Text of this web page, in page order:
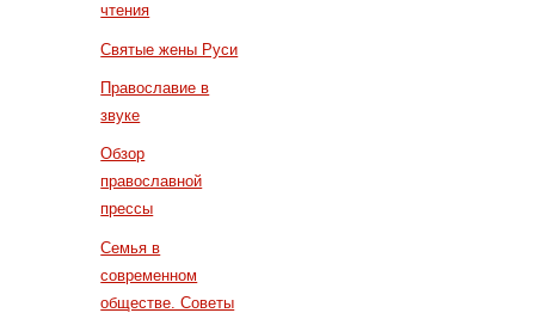
чтения
Святые жены Руси
Православие в
звуке
Обзор
православной
прессы
Семья в
современном
обществе. Советы